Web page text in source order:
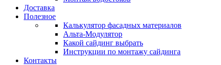
Доставка
Полезное
Калькулятор фасадных материалов
Альта-Модулятор
Какой сайдинг выбрать
Инструкции по монтажу сайдинга
Контакты